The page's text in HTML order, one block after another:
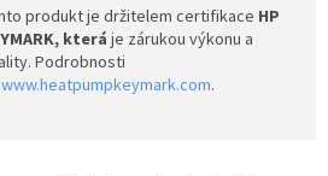
produkt je držitelem certifikace HP
která je zárukou výkonu a
Podrobnosti
www.heatpumpkeymark.com.